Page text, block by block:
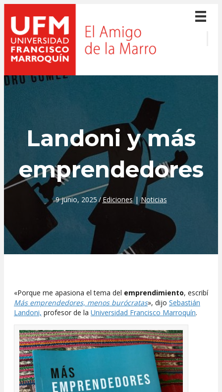
Landoni y más
emprendedores
9 junio, 2025/Ediciones|Noticias
«Porque me apasiona el tema del emprendimiento, escribí
Más emprendedores, menos burócratas», dijo Sebastián
Landoni, profesor de la Universidad Francisco Marroquín.